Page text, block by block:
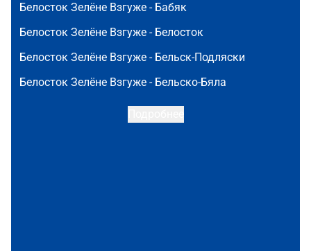
Белосток Зелёне Взгуже - Бабяк
Белосток Зелёне Взгуже - Белосток
Белосток Зелёне Взгуже - Бельск-Подляски
Белосток Зелёне Взгуже - Бельско-Бяла